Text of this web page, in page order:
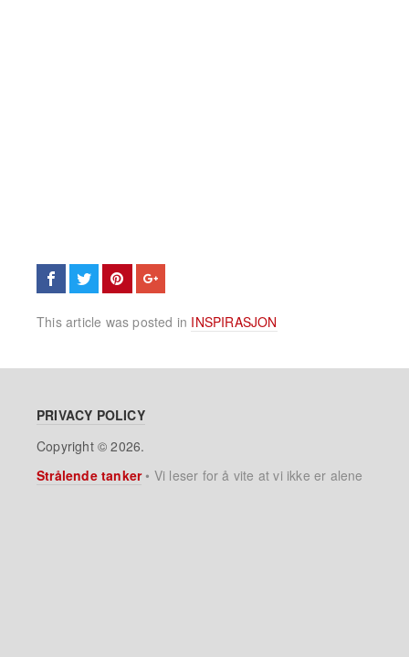
This article was posted in INSPIRASJON
PRIVACY POLICY
Copyright © 2026.
Strålende tanker• Vi leser for å vite at vi ikke er alene